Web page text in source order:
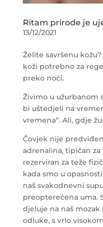
Ritam prirode je
13/12/2021
Želite savršenu
koži potrebno za
preko noći.
Živimo u užurbanom
bi uštedjeli na
vremena“. Ali, gdje
Čovjek nije
adrenalina, tipičan
rezerviran za teže
kada smo u
naš svakodnevni
preopterećena uma.
djeluje na naš
odluke, s vrlo